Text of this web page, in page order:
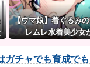
【ウマ娘】着ぐるみ
レムレ水着美少女
チャでも育成で